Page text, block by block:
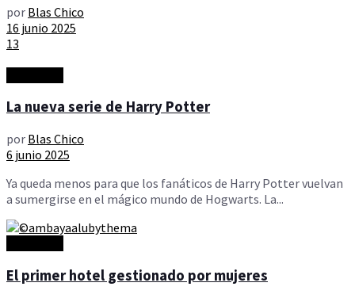
por Blas Chico
16 junio 2025
13
La nueva serie de Harry Potter
por Blas Chico
6 junio 2025
Ya queda menos para que los fanáticos de Harry Potter vuelvan
a sumergirse en el mágico mundo de Hogwarts. La...
El primer hotel gestionado por mujeres